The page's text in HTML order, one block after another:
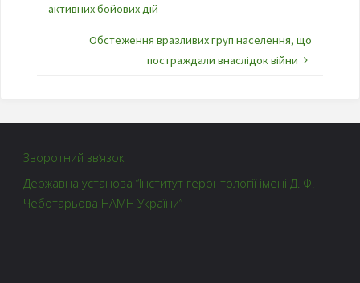
активних бойових дій
Обстеження вразливих груп населення, що
постраждали внаслідок війни
Зворотний зв’язок
Державна установа “Інститут геронтології імені Д. Ф.
Чеботарьова НАМН України”